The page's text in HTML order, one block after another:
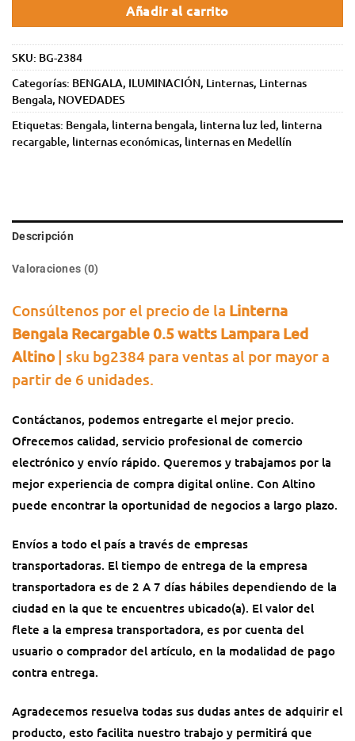
Añadir al carrito
SKU: BG-2384
Categorías: BENGALA, ILUMINACIÓN, Linternas, Linternas
Bengala, NOVEDADES
Etiquetas: Bengala, linterna bengala, linterna luz led, linterna
recargable, linternas económicas, linternas en Medellín
Descripción
Valoraciones (0)
Consúltenos por el precio de la Linterna
Bengala Recargable 0.5 watts Lampara Led
Altino| sku bg2384 para ventas al por mayor a
partir de 6 unidades.
Contáctanos, podemos entregarte el mejor precio.
Ofrecemos calidad, servicio profesional de comercio
electrónico y envío rápido. Queremos y trabajamos por la
mejor experiencia de compra digital online. Con Altino
puede encontrar la oportunidad de negocios a largo plazo.
Envíos a todo el país a través de empresas
transportadoras. El tiempo de entrega de la empresa
transportadora es de 2 A 7 días hábiles dependiendo de la
ciudad en la que te encuentres ubicado(a). El valor del
flete a la empresa transportadora, es por cuenta del
usuario o comprador del artículo, en la modalidad de pago
contra entrega.
Agradecemos resuelva todas sus dudas antes de adquirir el
producto, esto facilita nuestro trabajo y permitirá que